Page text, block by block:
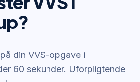
?
din VVS-opgave i
60 sekunder. Uforpligtende